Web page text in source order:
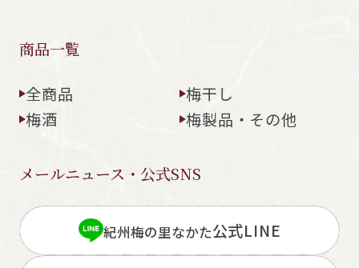
商品一覧
全商品
梅干し
梅酒
梅製品・その他
メールニュース・公式SNS
紀州梅の里なかた公式LINE